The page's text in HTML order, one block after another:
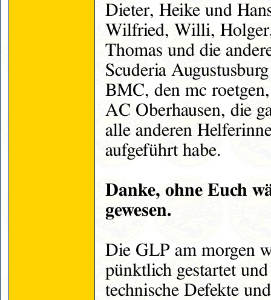
Dieter, Heike und
Wilfried, Willi,
Thomas und die
Scuderia
BMC, den mc
AC Oberhausen, die
alle anderen
aufgeführt habe.
Danke, ohne Euch
gewesen.
Die GLP am morgen
pünktlich gestartet
technische Defekte